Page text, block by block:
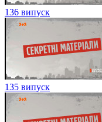
136 випуск
135 випуск